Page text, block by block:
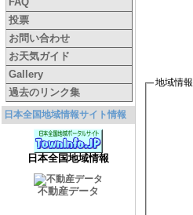
投票
お問い合わせ
お天気ガイド
Gallery
過去のリンク集
日本全国地域情報サイト情報
日本全国地域情報
不動産データ
地域情報